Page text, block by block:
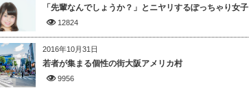
「先輩なんでしょうか？」とニヤリするぽっちゃり女子
12824
2016年10月31日
若者が集まる個性の街大阪アメリカ村
9956